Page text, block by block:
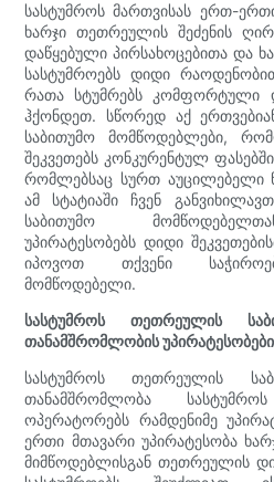
სასტუმროს მართვისას ერთ-
ხარჯი თეთრეულის შეძენის
დაწყებული პირსახოცებითა და
სასტუმროებს დიდი
რათა სტუმრებს კომფორტული
ჰქონდეთ. სწორედ აქ
საბითუმო მომწოდებლები,
შეკვეთებს კონკურენტულ
რომლებსაც სურთ აუცილებელი
ამ სტატიაში ჩვენ
საბითუმო
უპირატესობებს დიდი
იპოვოთ თქვენი
მომწოდებელი.
სასტუმროს თეთრეულის
თანამშრომლობის უპირატესობები
სასტუმროს თეთრეულის
თანამშრომლობა
ოპერატორებს რამდენიმე
ერთი მთავარი უპირატესობა
მიმწოდებლისგან თეთრეულის